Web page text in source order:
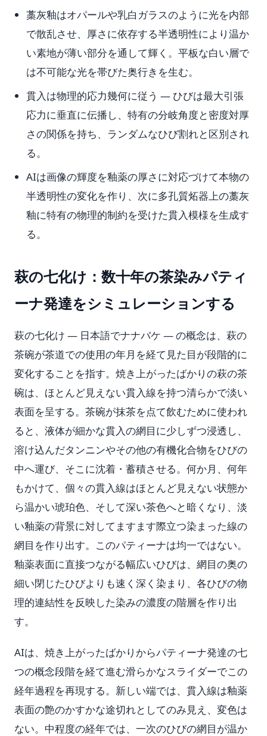
藁灰釉はオパールや乳白ガラスのように光を内部
で散乱させ、厚さに依存する半透明性により温か
い素地が薄い部分を通して輝く。平板な白い層で
は不可能な光を帯びた奥行きを生む。
貫入は物理的応力幾何に従う — ひびは最大引張
応力に垂直に伝播し、特有の分岐角度と密度対厚
さの関係を持ち、ランダムなひび割れと区別され
る。
AIは画像の輝度を釉薬の厚さに対応づけて本物の
半透明性の変化を作り、次に多孔質炻器上の藁灰
釉に特有の物理的制約を受けた貫入模様を生成す
る。
萩の七化け：数十年の茶染みパティ
ーナ発達をシミュレーションする
萩の七化け — 日本語でナナバケ — の概念は、萩の
茶碗が茶道での使用の年月を経て見た目が段階的に
変化することを指す。焼き上がったばかりの萩の茶
碗は、ほとんど見えない貫入線を持つ清らかで淡い
表面を呈する。茶碗が抹茶を点て飲むために使われ
ると、液体が細かな貫入の網目に少しずつ浸透し、
溶け込んだタンニンやその他の有機化合物をひびの
中へ運び、そこに沈着・蓄積させる。何か月、何年
もかけて、個々の貫入線はほとんど見えない状態か
ら温かい琥珀色、そして深い茶色へと暗くなり、淡
い釉薬の背景に対してますます際立つ染まった線の
網目を作り出す。このパティーナは均一ではない。
釉薬表面に直接つながる幅広いひびは、網目の奥の
細い閉じたひびよりも速く深く染まり、各ひびの物
理的連結性を反映した染みの濃度の階層を作り出
す。
AIは、焼き上がったばかりからパティーナ発達の七
つの概念段階を経て進む滑らかなスライダーでこの
経年過程を再現する。新しい端では、貫入線は釉薬
表面の艶のかすかな途切れとしてのみ見え、変色は
ない。中程度の経年では、一次のひびの網目が温か